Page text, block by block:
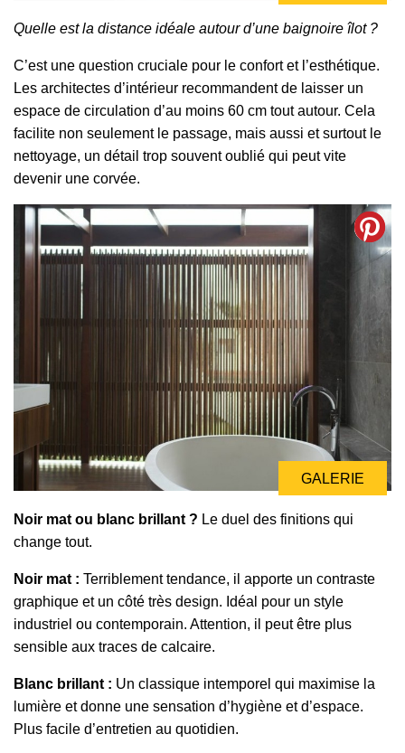
Quelle est la distance idéale autour d’une baignoire îlot ?
C’est une question cruciale pour le confort et l’esthétique.
Les architectes d’intérieur recommandent de laisser un
espace de circulation d’au moins 60 cm tout autour. Cela
facilite non seulement le passage, mais aussi et surtout le
nettoyage, un détail trop souvent oublié qui peut vite
devenir une corvée.
GALERIE
Noir mat ou blanc brillant ? Le duel des finitions qui
change tout.
Noir mat : Terriblement tendance, il apporte un contraste
graphique et un côté très design. Idéal pour un style
industriel ou contemporain. Attention, il peut être plus
sensible aux traces de calcaire.
Blanc brillant : Un classique intemporel qui maximise la
lumière et donne une sensation d’hygiène et d’espace.
Plus facile d’entretien au quotidien.